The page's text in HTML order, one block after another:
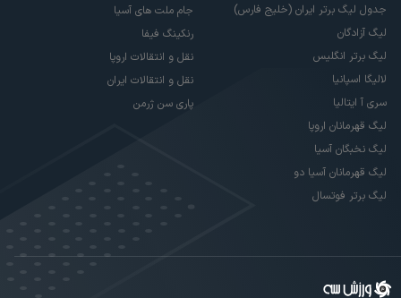
جدول لیگ برتر ایران (خلیج فارس)
لیگ آزادگان
لیگ برتر انگلیس
لالیگا اسپانیا
سری آ ایتالیا
لیگ قهرمانان اروپا
لیگ نخبگان آسیا
لیگ قهرمانان آسیا دو
لیگ برتر فوتسال
جام ملت های آسیا
رنکینگ فیفا
نقل و انتقالات اروپا
نقل و انتقالات ایران
پاری سن ژرمن